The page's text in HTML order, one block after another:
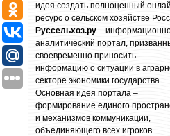
идея создать полноценный
ресурс о сельском хозяйстве
Руссельхоз.ру –
аналитический портал,
своевременно приносить
информацию о ситуации в
секторе экономики государства.
Основная идея портала –
формирование единого
и механизмов коммуникации,
объединяющего всех игроков